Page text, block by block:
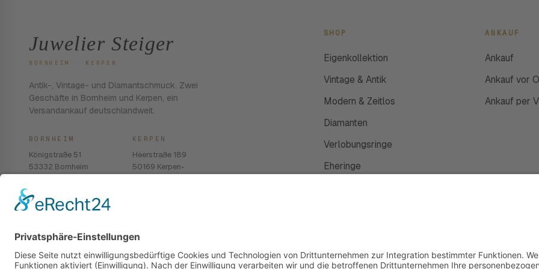
Juwelier Steiger
BORNHEIM · KERPEN
Antik-, Vintage- und Diamantschmuck. Zwei
Geschäfte in Bornheim und Kerpen, ein
Versandankauf deutschlandweit.
BORNHEIM
Königstraße 51
53332 Bornheim
KERPEN
Heerstraße 189
50169 Kerpen-
SHOP
Eigenkollektion
Vintage & Antik
Modern & Zeitlos
Diamanten
Verlobungsringe
Eheringe
ANKAUF
Ankauf
Ankauf vor
Ankauf per